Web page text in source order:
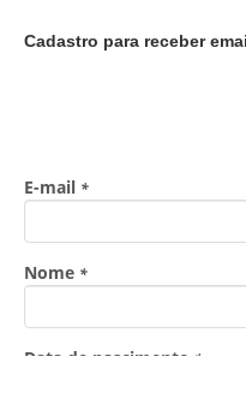
Cadastro para receber